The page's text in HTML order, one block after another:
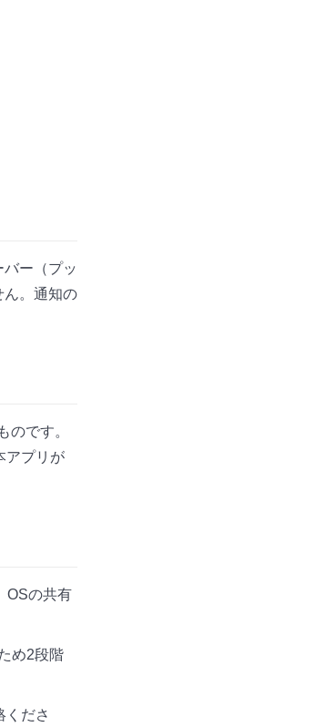
ー（プッ
ん。通知の
のです。
アプリが
OSの共有
め2段階
くださ